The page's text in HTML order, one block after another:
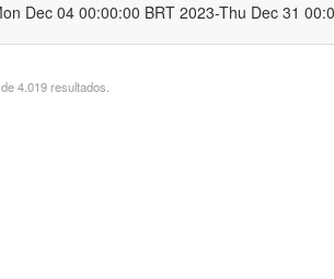
Dec 04 00:00:00 BRT 2023-Thu Dec 31
4.019 resultados.